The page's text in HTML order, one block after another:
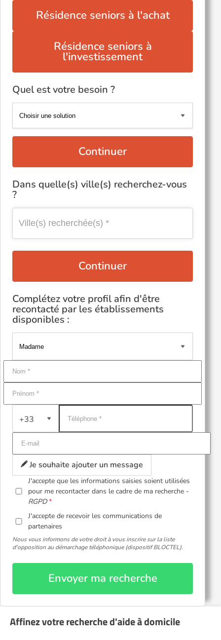
Résidence seniors à l'achat
Résidence seniors à
l'investissement
Quel est votre besoin ?
Continuer
Dans quelle(s) ville(s) recherchez-vous
?
Continuer
Complétez votre profil afin d'être
recontacté par les établissements
disponibles :
+33
Je souhaite ajouter un message
J'accepte que les informations saisies soient utilisées
pour me recontacter dans le cadre de ma recherche -
RGPD
J'accepte de recevoir les communications de
partenaires
Nous vous informons de votre droit à vous inscrire sur la liste
d'opposition au démarchage téléphonique (dispositif BLOCTEL).
Envoyer ma recherche
Affinez votre recherche d'aide à domicile